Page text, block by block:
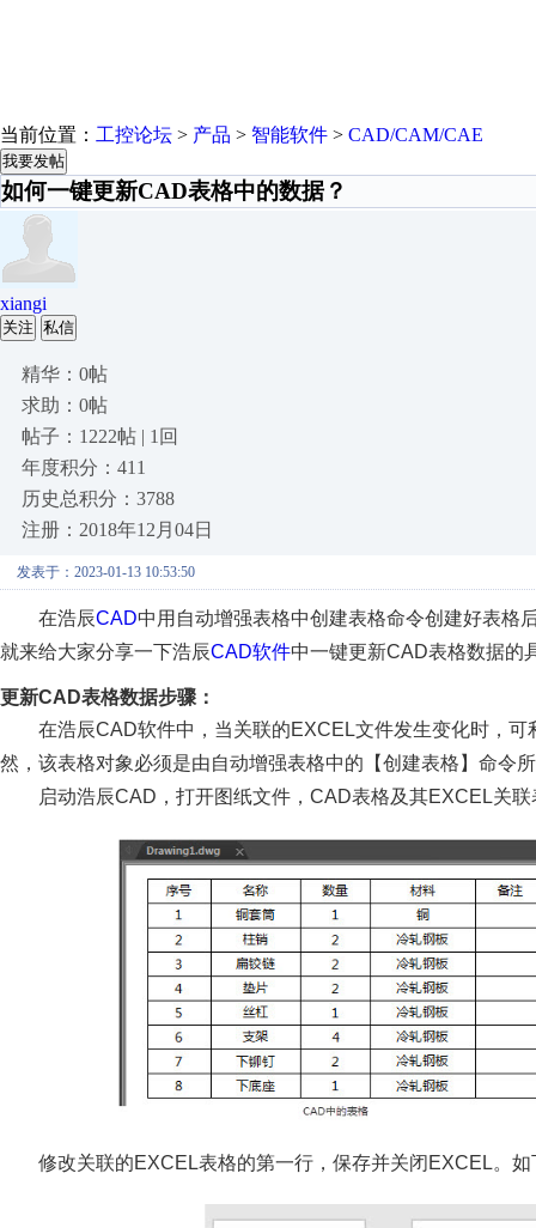
当前位置： 工控论坛 > 产品 > 智能软件 > CAD/CAM/CAE
我要发帖
如何一键更新CAD表格中的数据？
xiangi
关注 私信
精华：0帖
求助：0帖
帖子：1222帖 | 1回
年度积分：411
历史总积分：3788
注册：2018年12月04日
发表于：2023-01-13 10:53:50
在浩辰CAD中用自动增强表格中创建表格命令创建好表格
就来给大家分享一下浩辰CAD软件中一键更新CAD表格数据的
更新CAD表格数据步骤：
在浩辰CAD软件中，当关联的EXCEL文件发生变化时，
然，该表格对象必须是由自动增强表格中的【创建表格】命令
启动浩辰CAD，打开图纸文件，CAD表格及其EXCEL关
修改关联的EXCEL表格的第一行，保存并关闭EXCEL。如